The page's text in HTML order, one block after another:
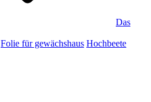
Das
Folie für gewächshaus Hochbeete